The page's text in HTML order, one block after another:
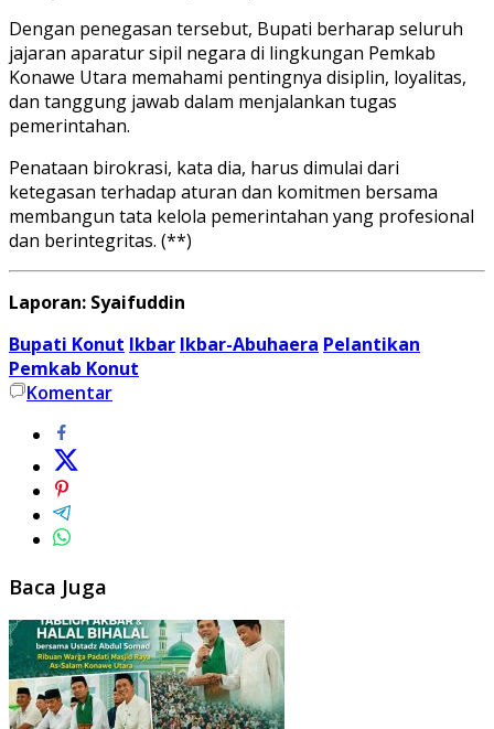
Dengan penegasan tersebut, Bupati berharap seluruh
jajaran aparatur sipil negara di lingkungan Pemkab
Konawe Utara memahami pentingnya disiplin, loyalitas,
dan tanggung jawab dalam menjalankan tugas
pemerintahan.
Penataan birokrasi, kata dia, harus dimulai dari
ketegasan terhadap aturan dan komitmen bersama
membangun tata kelola pemerintahan yang profesional
dan berintegritas. (**)
Laporan: Syaifuddin
Bupati Konut Ikbar Ikbar-Abuhaera Pelantikan
Pemkab Konut
Komentar
Baca Juga